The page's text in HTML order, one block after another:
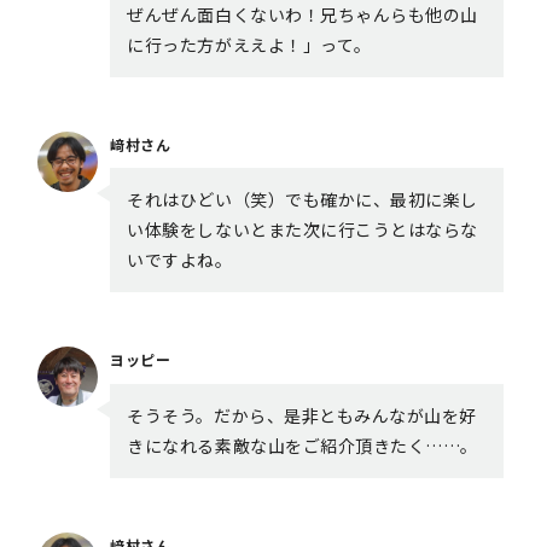
ぜんぜん面白くないわ！兄ちゃんらも他の山
に行った方がええよ！」って。
﨑村さん
それはひどい（笑）でも確かに、最初に楽し
い体験をしないとまた次に行こうとはならな
いですよね。
ヨッピー
そうそう。だから、是非ともみんなが山を好
きになれる素敵な山をご紹介頂きたく……。